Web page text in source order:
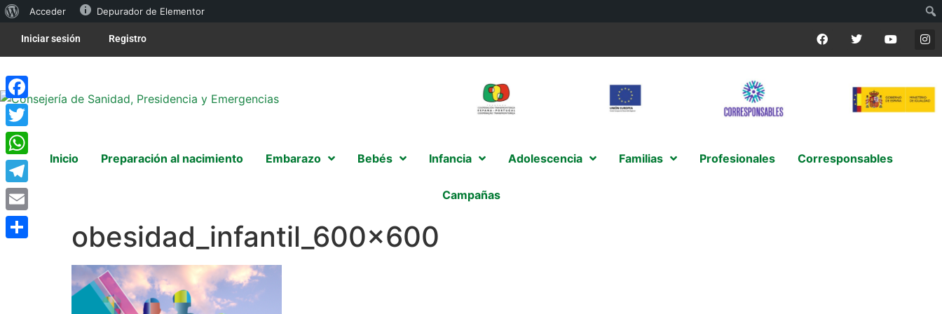
Acceder Depurador de Elementor
Iniciar sesión Registro
Inicio Preparación al nacimiento Embarazo Bebés Infancia Adolescencia Familias Profesionales Corresponsables
Campañas
obesidad_infantil_600x600
Facebook
Twitter
WhatsApp
Telegram
Email